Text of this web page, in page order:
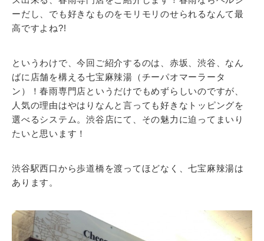
ーだし、でも好きなものをモリモリのせられるなんて最
高ですよね?!
というわけで、今回ご紹介するのは、赤坂、渋谷、なん
ばに店舗を構える七宝麻辣湯（チーパオマーラータ
ン）！春雨専門店というだけでもめずらしいのですが、
人気の理由はやはりなんと言っても好きなトッピングを
選べるシステム。渋谷店にて、その魅力に迫ってまいり
たいと思います！
渋谷駅西口から歩道橋を渡ってほどなく、七宝麻辣湯は
あります。